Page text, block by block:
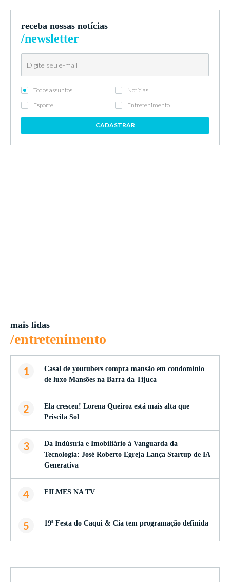
receba nossas notícias
/newsletter
Todos assuntos
Notícias
Esporte
Entretenimento
CADASTRAR
mais lidas
/entretenimento
1
Casal de youtubers compra mansão em condomínio
de luxo Mansões na Barra da Tijuca
2
Ela cresceu! Lorena Queiroz está mais alta que
Priscila Sol
3
Da Indústria e Imobiliário à Vanguarda da
Tecnologia: José Roberto Egreja Lança Startup de IA
Generativa
4 FILMES NA TV
5 19ª Festa do Caqui & Cia tem programação definida